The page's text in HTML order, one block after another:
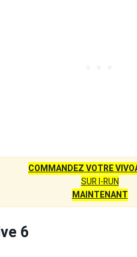
COMMANDEZ VOTRE
SUR I-RUN
MAINTENANT
6